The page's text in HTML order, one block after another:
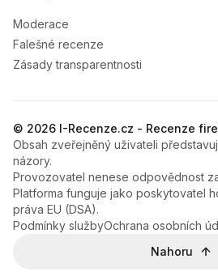
Moderace
Falešné recenze
Zásady transparentnosti
© 2026 I-Recenze.cz - Recenze
Obsah zveřejněný uživateli
názory.
Provozovatel nenese odpovědnost
Platforma funguje jako poskytovatel
práva EU (DSA).
Podmínky službyOchrana osobních
Nahoru